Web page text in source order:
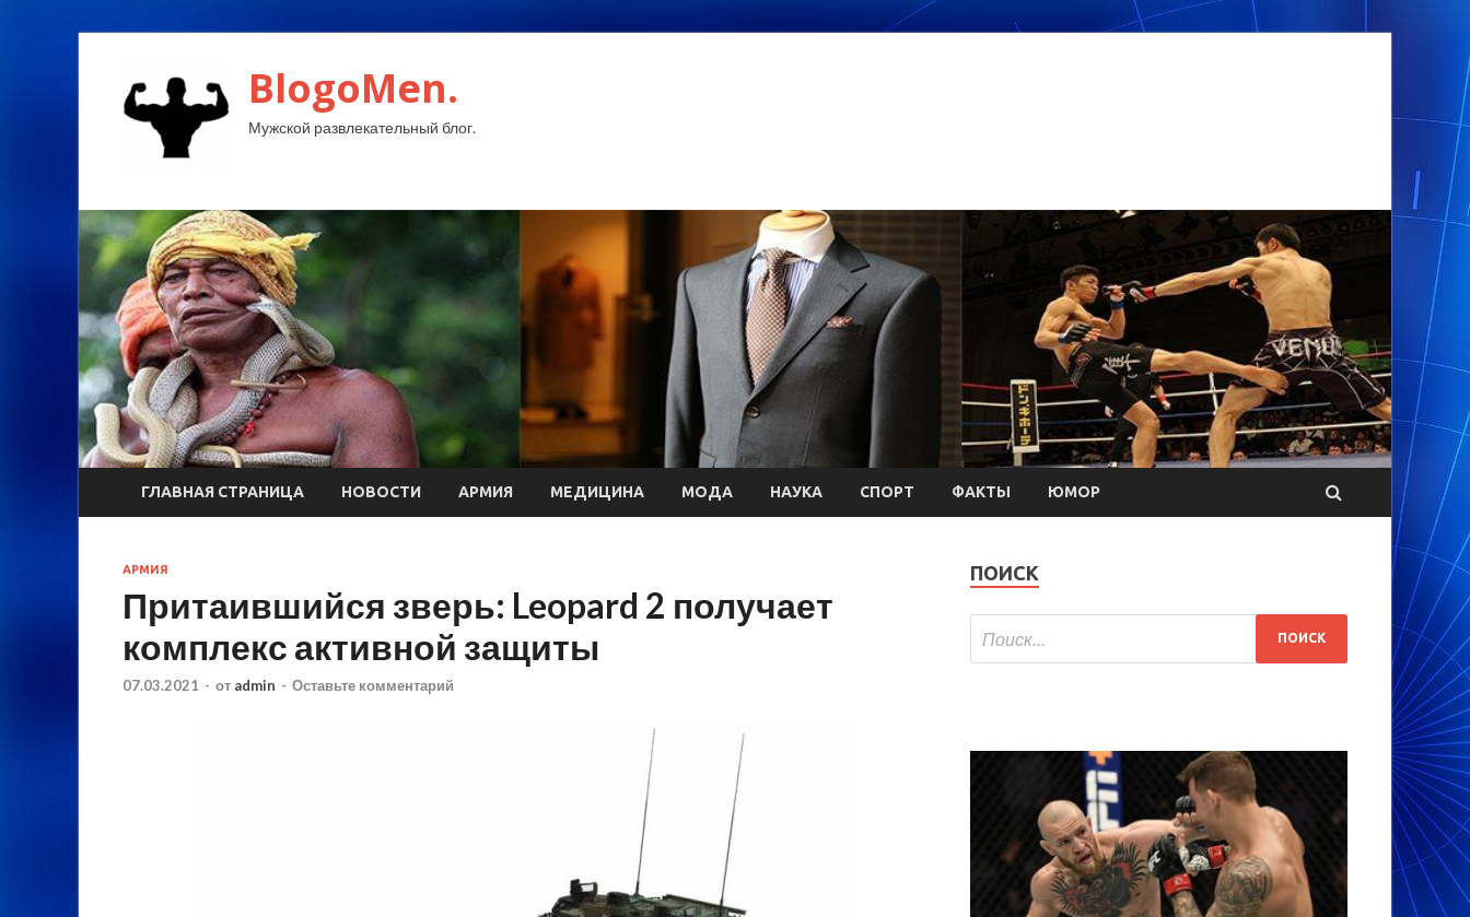
BlogoMen.
Мужской развлекательный блог.
ГЛАВНАЯ СТРАНИЦА НОВОСТИ АРМИЯ МЕДИЦИНА МОДА НАУКА СПОРТ ФАКТЫ ЮМОР
АРМИЯ
Притаившийся зверь: Leopard 2 получает
комплекс активной защиты
07.03.2021 - от admin - Оставьте комментарий
ПОИСК